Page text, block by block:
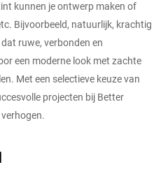
kunnen je ontwerp maken of
Bijvoorbeeld, natuurlijk, krachtig
ruwe, verbonden en
een moderne look met zachte
Met een selectieve keuze van
projecten bij Better